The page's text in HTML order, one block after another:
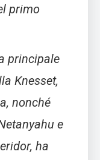
primo
principale
Knesset,
nonché
e
ha